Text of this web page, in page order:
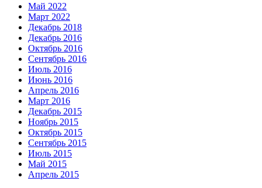
Май 2022
Март 2022
Декабрь 2018
Декабрь 2016
Октябрь 2016
Сентябрь 2016
Июль 2016
Июнь 2016
Апрель 2016
Март 2016
Декабрь 2015
Ноябрь 2015
Октябрь 2015
Сентябрь 2015
Июль 2015
Май 2015
Апрель 2015